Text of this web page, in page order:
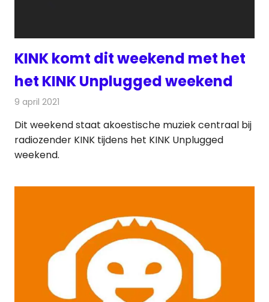
KINK komt dit weekend met het
het KINK Unplugged weekend
9 april 2021
Dit weekend staat akoestische muziek centraal bij
radiozender KINK tijdens het KINK Unplugged
weekend.